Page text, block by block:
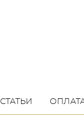
СТАТЬИ